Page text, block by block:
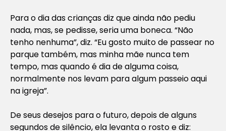
Para o dia das crianças diz que ainda não pediu
nada, mas, se pedisse, seria uma boneca. “Não
tenho nenhuma”, diz. “Eu gosto muito de passear no
parque também, mas minha mãe nunca tem
tempo, mas quando é dia de alguma coisa,
normalmente nos levam para algum passeio aqui
na igreja”.
De seus desejos para o futuro, depois de alguns
segundos de silêncio, ela levanta o rosto e diz: